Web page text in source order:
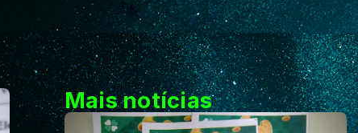
Mais notícias